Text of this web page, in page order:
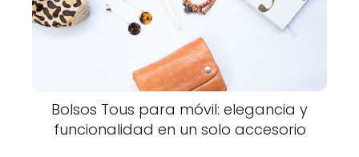
Bolsos Tous para móvil: elegancia y
funcionalidad en un solo accesorio